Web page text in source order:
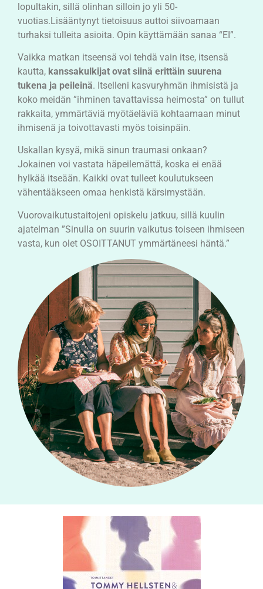
lopultakin, sillä olinhan silloin jo yli 50-
vuotias.Lisääntynyt tietoisuus auttoi siivoamaan
turhaksi tulleita asioita. Opin käyttämään sanaa “EI”.
Vaikka matkan itseensä voi tehdä vain itse, itsensä
kautta, kanssakulkijat ovat siinä erittäin suurena
tukena ja peileinä. Itselleni kasvuryhmän ihmisistä ja
koko meidän ”ihminen tavattavissa heimosta” on tullut
rakkaita, ymmärtäviä myötäeläviä kohtaamaan minut
ihmisenä ja toivottavasti myös toisinpäin.
Uskallan kysyä, mikä sinun traumasi onkaan?
Jokainen voi vastata häpeilemättä, koska ei enää
hylkää itseään. Kaikki ovat tulleet koulutukseen
vähentääkseen omaa henkistä kärsimystään.
Vuorovaikutustaitojeni opiskelu jatkuu, sillä kuulin
ajatelman ”Sinulla on suurin vaikutus toiseen ihmiseen
vasta, kun olet OSOITTANUT ymmärtäneesi häntä.”